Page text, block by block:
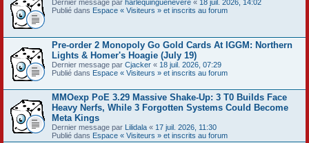
Dernier message par harlequinguenevere « 18 juil. 2026, 14:02
Publié dans Espace « Visiteurs » et inscrits au forum
Pre-order 2 Monopoly Go Gold Cards At IGGM: Northern
Lights & Homer's Hoagie (July 19)
Dernier message par Cjacker « 18 juil. 2026, 07:29
Publié dans Espace « Visiteurs » et inscrits au forum
MMOexp PoE 3.29 Massive Shake-Up: 3 T0 Builds Face
Heavy Nerfs, While 3 Forgotten Systems Could Become
Meta Kings
Dernier message par Lilidala « 17 juil. 2026, 11:30
Publié dans Espace « Visiteurs » et inscrits au forum